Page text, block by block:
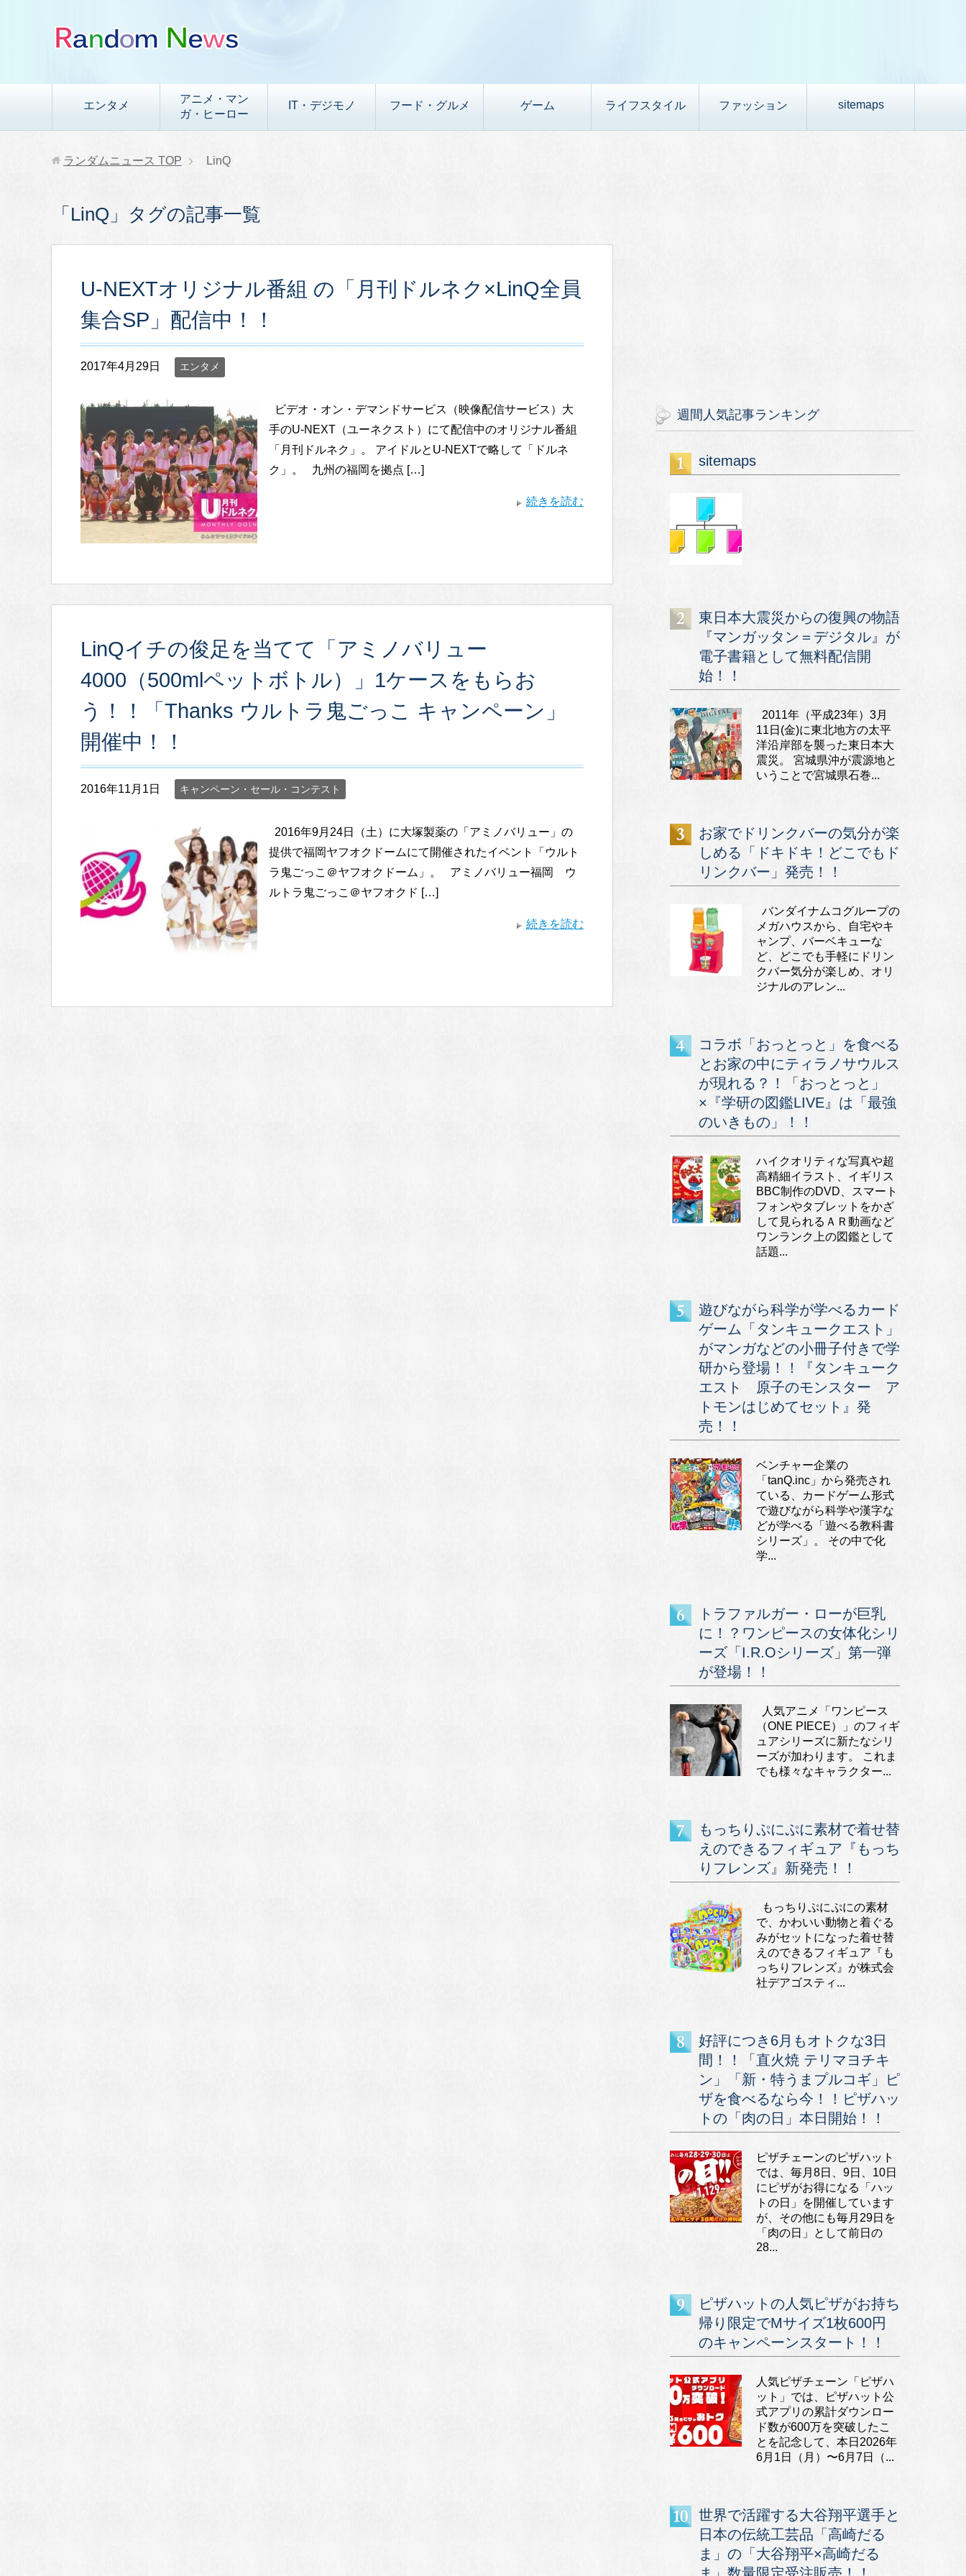
エンタメ
アニメ・マン
ガ・ヒーロー
IT・デジモノ フード・グルメ ゲーム ライフスタイル ファッション sitemaps
ランダムニュース TOP LinQ
「LinQ」タグの記事一覧
U-NEXTオリジナル番組 の「月刊ドルネク×LinQ全員
集合SP」配信中！！
2017年4月29日 エンタメ
ビデオ・オン・デマンドサービス（映像配信サービス）大
手のU-NEXT（ユーネクスト）にて配信中のオリジナル番組
「月刊ドルネク」。 アイドルとU-NEXTで略して「ドルネ
ク」。 九州の福岡を拠点 […]
続きを読む
LinQイチの俊足を当てて「アミノバリュー
4000（500mlペットボトル）」1ケースをもらお
う！！「Thanks ウルトラ鬼ごっこ キャンペーン」
開催中！！
2016年11月1日 キャンペーン・セール・コンテスト
2016年9月24日（土）に大塚製薬の「アミノバリュー」の
提供で福岡ヤフオクドームにて開催されたイベント「ウルト
ラ鬼ごっこ＠ヤフオクドーム」。 アミノバリュー福岡 ウ
ルトラ鬼ごっこ＠ヤフオクド […]
続きを読む
週間人気記事ランキング
sitemaps
東日本大震災からの復興の物語
『マンガッタン＝デジタル』が
電子書籍として無料配信開
始！！
2011年（平成23年）3月
11日(金)に東北地方の太平
洋沿岸部を襲った東日本大
震災。 宮城県沖が震源地と
いうことで宮城県石巻...
お家でドリンクバーの気分が楽
しめる「ドキドキ！どこでもド
リンクバー」発売！！
バンダイナムコグループの
メガハウスから、自宅やキ
ャンプ、バーベキューな
ど、どこでも手軽にドリン
クバー気分が楽しめ、オリ
ジナルのアレン...
コラボ「おっとっと」を食べる
とお家の中にティラノサウルス
が現れる？！「おっとっと」
×『学研の図鑑LIVE』は「最強
のいきもの」！！
ハイクオリティな写真や超
高精細イラスト、イギリス
BBC制作のDVD、スマート
フォンやタブレットをかざ
して見られるＡＲ動画など
ワンランク上の図鑑として
話題...
遊びながら科学が学べるカード
ゲーム「タンキュークエスト」
がマンガなどの小冊子付きで学
研から登場！！『タンキューク
エスト 原子のモンスター ア
トモンはじめてセット』発
売！！
ベンチャー企業の
「tanQ.inc」から発売され
ている、カードゲーム形式
で遊びながら科学や漢字な
どが学べる「遊べる教科書
シリーズ」。 その中で化
学...
トラファルガー・ローが巨乳
に！？ワンピースの女体化シリ
ーズ「I.R.Oシリーズ」第一弾
が登場！！
人気アニメ「ワンピース
（ONE PIECE）」のフィギ
ュアシリーズに新たなシリ
ーズが加わります。 これま
でも様々なキャラクター...
もっちりぷにぷに素材で着せ替
えのできるフィギュア『もっち
りフレンズ』新発売！！
もっちりぷにぷにの素材
で、かわいい動物と着ぐる
みがセットになった着せ替
えのできるフィギュア『も
っちりフレンズ』が株式会
社デアゴスティ...
好評につき6月もオトクな3日
間！！「直火焼 テリマヨチキ
ン」「新・特うまプルコギ」ピ
ザを食べるなら今！！ピザハッ
トの「肉の日」本日開始！！
ピザチェーンのピザハット
では、毎月8日、9日、10日
にピザがお得になる「ハッ
トの日」を開催しています
が、その他にも毎月29日を
「肉の日」として前日の
28...
ピザハットの人気ピザがお持ち
帰り限定でMサイズ1枚600円
のキャンペーンスタート！！
人気ピザチェーン「ピザハ
ット」では、ピザハット公
式アプリの累計ダウンロー
ド数が600万を突破したこ
とを記念して、本日2026年
6月1日（月）〜6月7日（...
世界で活躍する大谷翔平選手と
日本の伝統工芸品「高崎だる
ま」の「大谷翔平×高崎だる